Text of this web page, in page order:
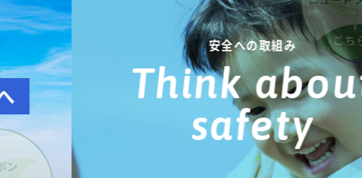
安全への取組み
Think about
safety